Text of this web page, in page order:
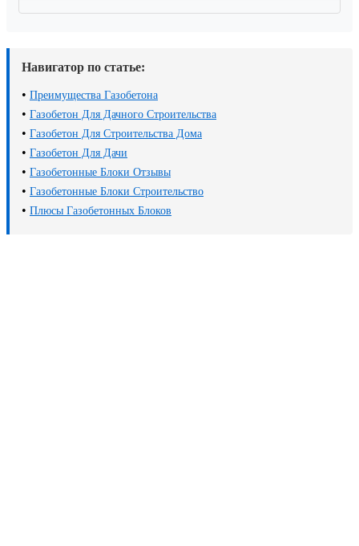
Навигатор по статье:
• Преимущества Газобетона
• Газобетон Для Дачного Строительства
• Газобетон Для Строительства Дома
• Газобетон Для Дачи
• Газобетонные Блоки Отзывы
• Газобетонные Блоки Строительство
• Плюсы Газобетонных Блоков